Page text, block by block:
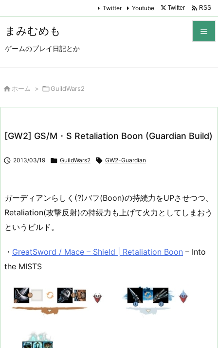
まみむめも
ゲームのプレイ日記とか

次へ
Twitter Youtube Twitter  RSS
 ホーム > GuildWars2
[GW2] GS/M・S Retaliation Boon (Guardian Build)
 2013/03/19  GuildWars2  GW2-Guardian
ガーディアンらしく(?)バフ(Boon)の持続力をUPさせつつ、
Retaliation(攻撃反射)の持続力も上げて火力としてしまおう
というビルド。
・ GreatSword / Mace – Shield | Retaliation Boon – Into
the MISTS